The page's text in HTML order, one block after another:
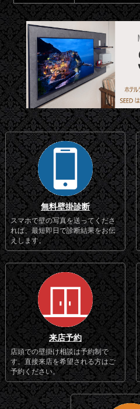
無料壁掛診断
スマホで壁の写真を送ってくださ
れば、最短即日で診断結果をお伝
えします。
来店予約
店頭での壁掛け相談は予約制で
す。直接来店を希望される方はご
予約ください。